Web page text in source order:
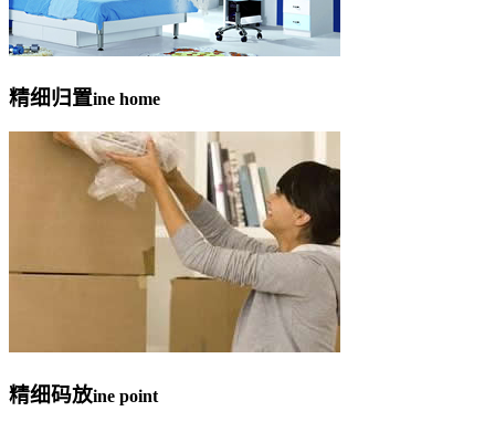
精细归置ine home
精细码放ine point